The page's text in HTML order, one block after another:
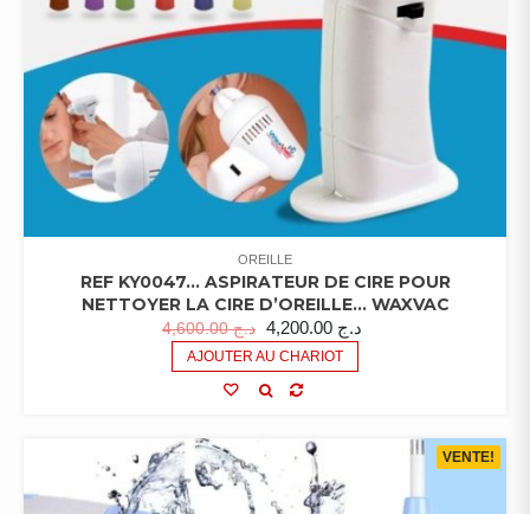
OREILLE
REF KY0047… ASPIRATEUR DE CIRE POUR
NETTOYER LA CIRE D’OREILLE… WAXVAC
د.ج4,600.00 د.ج
AJOUTER AU CHARIOT
VENTE!